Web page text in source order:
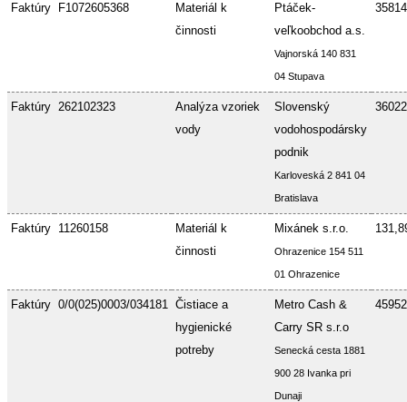
Faktúry F1072605368
Materiál k
činnosti
Ptáček-
veľkoobchod a.s.
Vajnorská 140 831
04 Stupava
Faktúry 262102323
Analýza vzoriek
vody
Slovenský
vodohospodársky
podnik
Karloveská 2 841 04
Bratislava
Faktúry 11260158
Materiál k
činnosti
Mixánek s.r.o.
Ohrazenice 154 511
01 Ohrazenice
Faktúry 0/0(025)0003/034181 Čistiace a
hygienické
potreby
Metro Cash &
Carry SR s.r.o
Senecká cesta 1881
900 28 Ivanka pri
Dunaji